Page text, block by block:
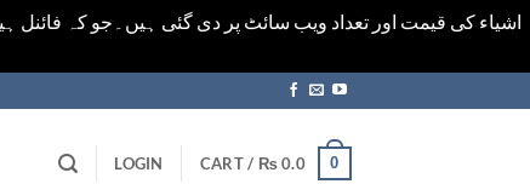
اشیاء کی قیمت اور تعداد ویب سائٹ پر دی گئی ہیں۔جو کہ
LOGIN CART / ₨0.0 0